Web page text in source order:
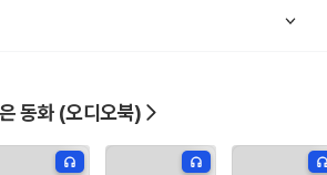
동화 (오디오북)